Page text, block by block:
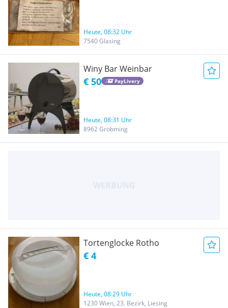
Heute, 08:32 Uhr
7540 Glasing
Winy Bar Weinbar
€ 50 PayLivery
Heute, 08:31 Uhr
8962 Gröbming
Tortenglocke Rotho
€ 4
Heute, 08:29 Uhr
1230 Wien, 23. Bezirk, Liesing